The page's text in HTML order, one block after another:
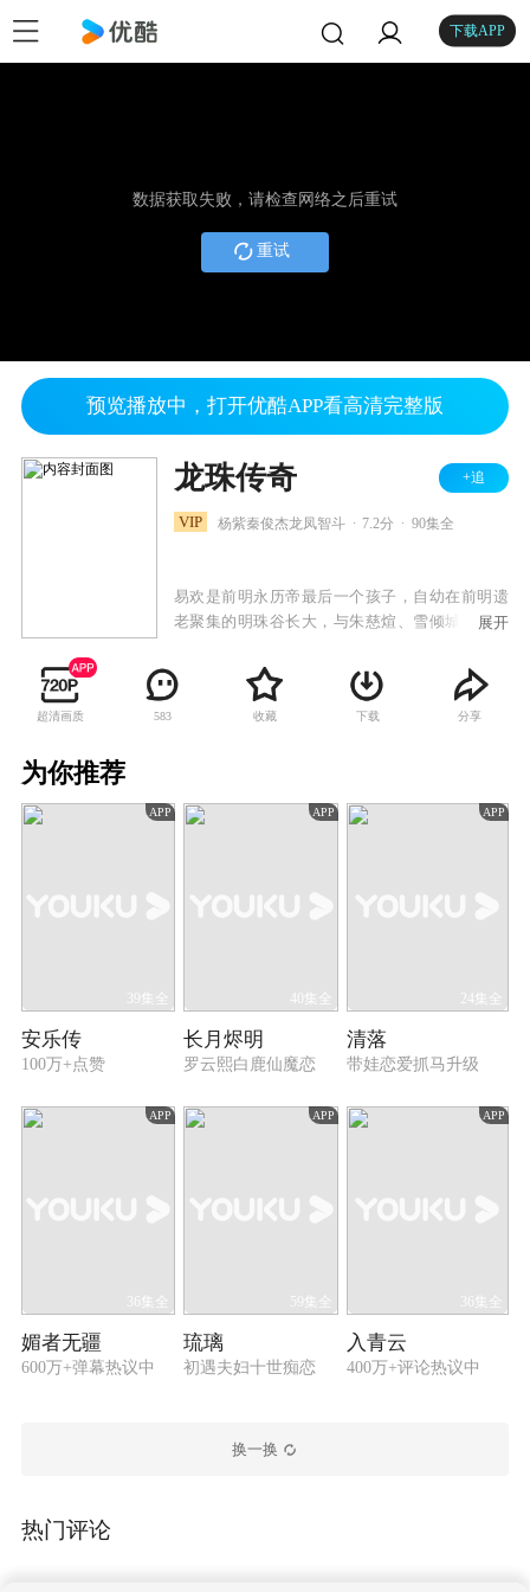
下载APP
数据获取失败，请检查网络之后重试
重试
预览播放中，打开优酷APP看高清完整版
龙珠传奇 +追
VIP 杨紫秦俊杰龙凤智斗 7.2分 90集全
易欢是前明永历帝最后一个孩子，自幼在前明遗
老聚集的明珠谷长大，与朱慈煊、雪倾城、叶默
大之后，易欢一行人离开明珠谷，在师父的授意
下设法接近康熙，试图寻找报家族仇恨的机会。
易欢与少年康熙从欢喜冤家到两心相许再到最后
情仇。康熙以仁德治国的理念终于打动了易欢，
展开
超清画质 583 收藏 下载 分享
为你推荐
APP
39集全
安乐传
100万+点赞
APP
40集全
长月烬明
罗云熙白鹿仙魔恋
APP
24集全
清落
带娃恋爱抓马升级
APP
36集全
媚者无疆
600万+弹幕热议中
APP
59集全
琉璃
初遇夫妇十世痴恋
APP
36集全
入青云
400万+评论热议中
换一换
热门评论